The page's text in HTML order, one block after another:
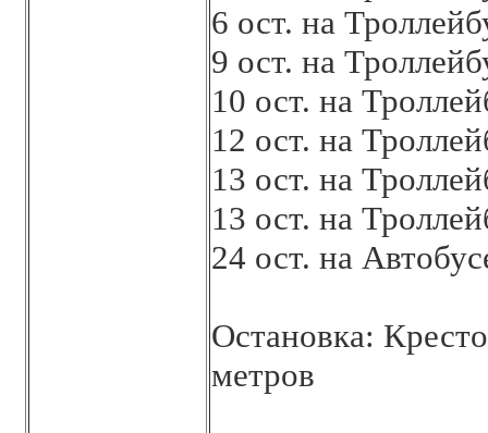
6 ост. на
9 ост. на
10 ост. на
12 ост. на
13 ост. на
13 ост. на
24 ост. на
Остановка:
метров